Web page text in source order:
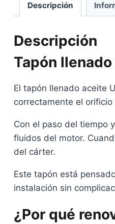
Descripción
Descripción
Tapón
El tapón llenado aceite
correctamente el
Con el paso del tiempo
fluidos del motor.
del cárter.
Este tapón está
instalación sin
¿Por qué